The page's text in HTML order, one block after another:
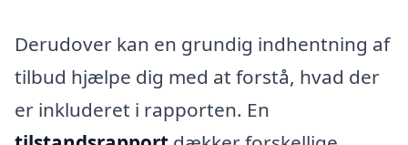
Derudover kan en grundig indhentning af
tilbud hjælpe dig med at forstå, hvad der
er inkluderet i rapporten. En